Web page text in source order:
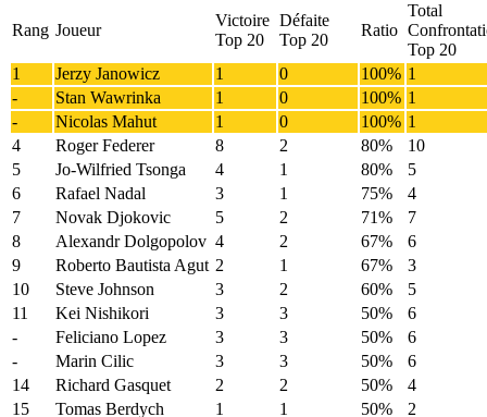
Rang Joueur
Victoire
Top 20
Défaite
Top 20
Ratio
Total
Top 20
1
Jerzy Janowicz 1 0 100% 1
-
Stan Wawrinka 1 0 100% 1
-
Nicolas Mahut 1 0 100% 1
4
Roger Federer 8 2 80%
10
5
Jo-Wilfried Tsonga 4 1 80%
5
6
Rafael Nadal 3 1 75%
4
7
Novak Djokovic 5 2 71%
7
8
Alexandr Dolgopolov 4 2 67%
6
9
Roberto Bautista Agut 2 1 67%
3
10
Steve Johnson 3 2 60%
5
11
Kei Nishikori 3 3 50%
6
-
Feliciano Lopez 3 3 50%
6
-
Marin Cilic 3 3 50%
6
14
Richard Gasquet 2 2 50%
4
15
Tomas Berdych 1 1 50%
2